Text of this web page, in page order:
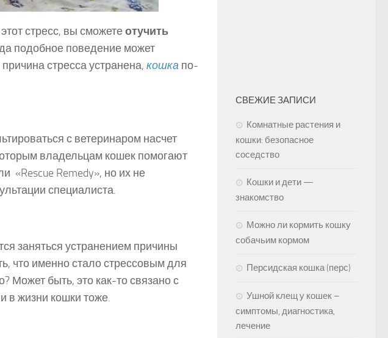
стресс, вы сможетеотучить
подобное поведение может
стресса устранена, кошка по-
с ветеринаром насчет
владельцам кошек помогают
«Rescue Remedy», но их не
специалиста.
заняться устранением причины
что именно стало стрессовым для
Может быть, это как-то связано с
в жизни кошки тоже.
СВЕЖИЕ ЗАПИСИ
Комнатные растения и
кошки: безопасное
соседство
Кошки и дети —
знакомство
Можно ли кормить кошку
собачьим кормом
Персидская кошка (перс)
Ушной клещ у кошек –
симптомы, диагностика,
лечение